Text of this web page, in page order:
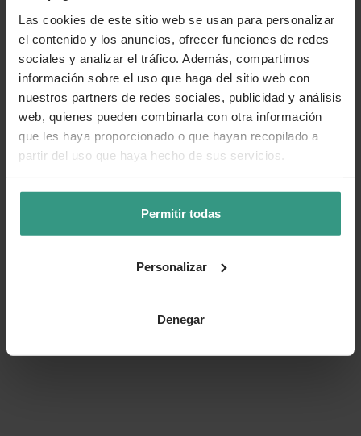
Las cookies de este sitio web se usan para personalizar
el contenido y los anuncios, ofrecer funciones de redes
sociales y analizar el tráfico. Además, compartimos
información sobre el uso que haga del sitio web con
nuestros partners de redes sociales, publicidad y análisis
web, quienes pueden combinarla con otra información
que les haya proporcionado o que hayan recopilado a
partir del uso que haya hecho de sus servicios.
Permitir todas
Personalizar
Denegar